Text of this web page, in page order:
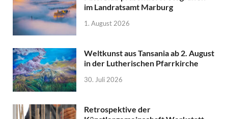
im Landratsamt Marburg
1. August 2026
Weltkunst aus Tansania ab 2. August
in der Lutherischen Pfarrkirche
30. Juli 2026
Retrospektive der